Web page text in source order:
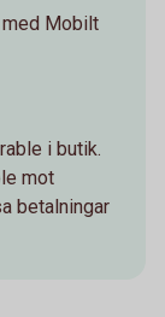
Mobilt
i butik.
mot
betalningar